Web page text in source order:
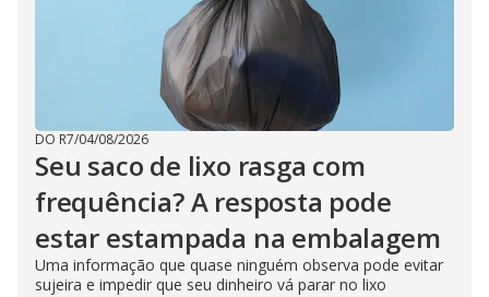
DO R7/04/08/2026
Seu saco de lixo rasga com
frequência? A resposta pode
estar estampada na embalagem
Uma informação que quase ninguém observa pode evitar
sujeira e impedir que seu dinheiro vá parar no lixo